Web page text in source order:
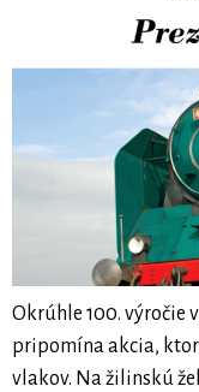
Okrúhle 100. výročie
pripomína akcia,
vlakov. Na žilinskú